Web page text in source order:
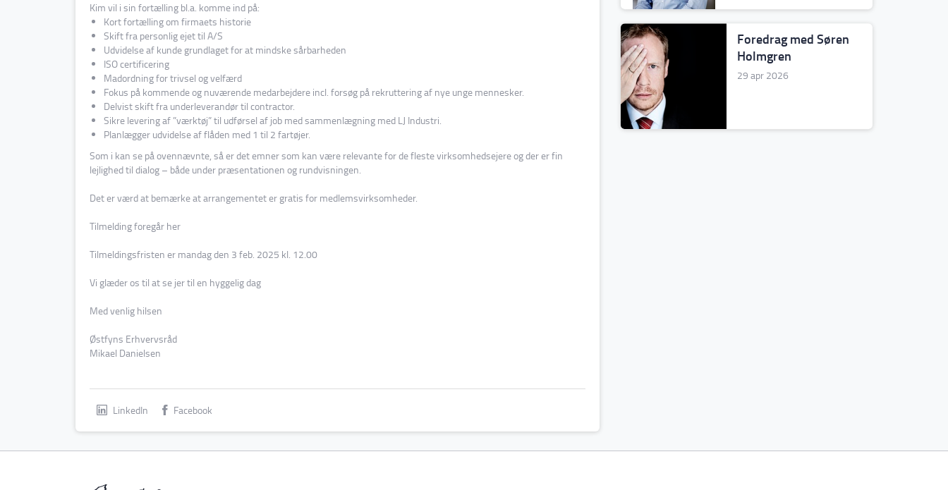
Kim vil i sin fortælling bl.a. komme ind på:
Kort fortælling om firmaets historie
Skift fra personlig ejet til A/S
Udvidelse af kunde grundlaget for at mindske sårbarheden
ISO certificering
Madordning for trivsel og velfærd
Fokus på kommende og nuværende medarbejdere incl. forsøg på rekruttering af nye unge mennesker.
Delvist skift fra underleverandør til contractor.
Sikre levering af ”værktøj” til udførsel af job med sammenlægning med LJ Industri.
Planlægger udvidelse af flåden med 1 til 2 fartøjer.
Som i kan se på ovennævnte, så er det emner som kan være relevante for de fleste virksomhedsejere og der er fin
lejlighed til dialog – både under præsentationen og rundvisningen.
Det er værd at bemærke at arrangementet er gratis for medlemsvirksomheder.
Tilmelding foregår her
Tilmeldingsfristen er mandag den 3 feb. 2025 kl. 12.00
Vi glæder os til at se jer til en hyggelig dag
Med venlig hilsen
Østfyns Erhvervsråd
Mikael Danielsen
LinkedIn Facebook
Foredrag med Søren
Holmgren
29 apr 2026